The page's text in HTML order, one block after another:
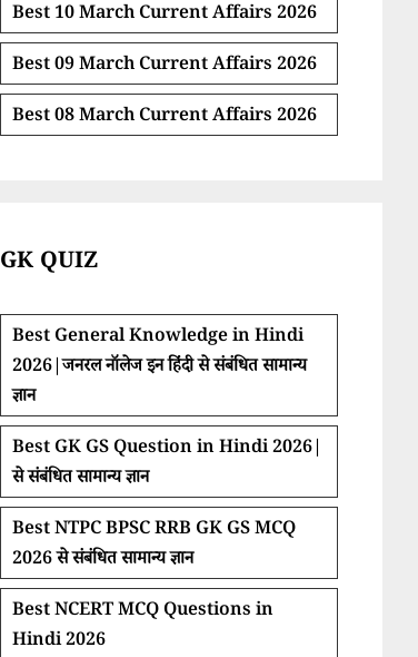
Best 10 March Current Affairs 2026
Best 09 March Current Affairs 2026
Best 08 March Current Affairs 2026
GK QUIZ
Best General Knowledge in Hindi
2026|जनरल नॉलेज इन हिंदी से संबंधित सामान्य
ज्ञान
Best GK GS Question in Hindi 2026|
से संबंधित सामान्य ज्ञान
Best NTPC BPSC RRB GK GS MCQ
2026 से संबंधित सामान्य ज्ञान
Best NCERT MCQ Questions in
Hindi 2026